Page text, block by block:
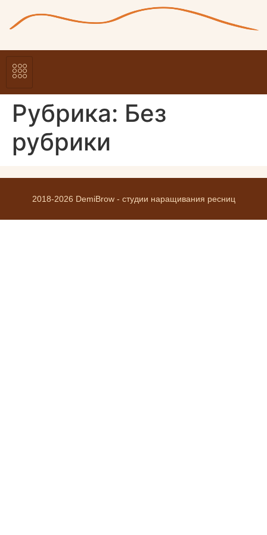
Рубрика: Без
рубрики
2018-2026 DemiBrow - студии наращивания ресниц